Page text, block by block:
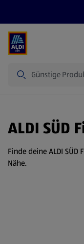
ALDI SÜD
Finde deine ALDI
Nähe.